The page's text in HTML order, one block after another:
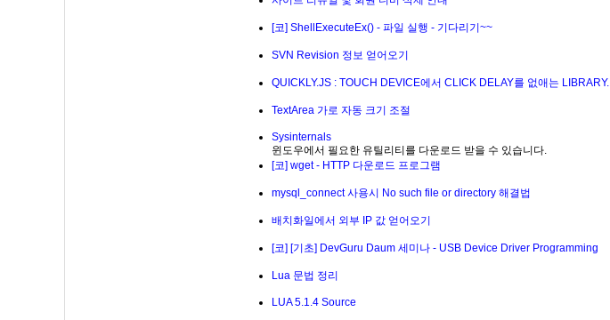
[코] ShellExecuteEx() - 파일 실행 - 기다리기~~
SVN Revision 정보 얻어오기
QUICKLY.JS : TOUCH DEVICE에서 CLICK DELAY를 없애는 LIBRARY.
TextArea 가로 자동 크기 조절
Sysinternals
윈도우에서 필요한 유틸리티를 다운로드 받을 수 있습니다.
[코] wget - HTTP 다운로드 프로그램
mysql_connect 사용시 No such file or directory 해결법
배치화일에서 외부 IP 값 얻어오기
[코] [기초] DevGuru Daum 세미나 - USB Device Driver Programming
Lua 문법 정리
LUA 5.1.4 Source